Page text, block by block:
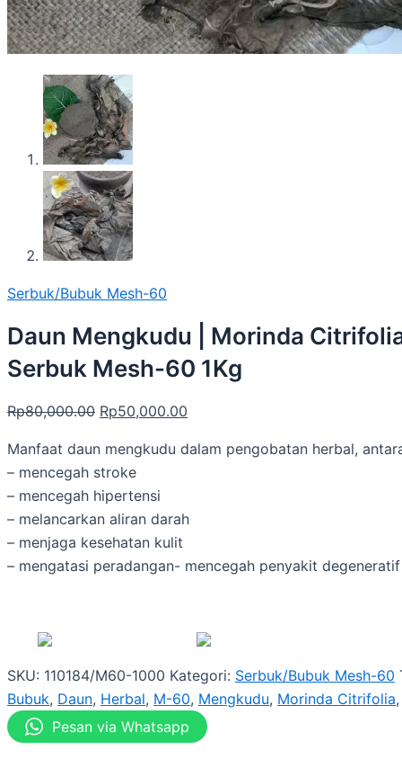
Serbuk/Bubuk Mesh-60
Daun Mengkudu | Morinda
Serbuk Mesh-60 1Kg
Rp80,000.00 Rp50,000.00
Manfaat daun mengkudu dalam pengobatan herbal,
– mencegah stroke
– mencegah hipertensi
– melancarkan aliran darah
– menjaga kesehatan kulit
– mengatasi peradangan- mencegah penyakit degeneratif
SKU: 110184/M60-1000 Kategori: Serbuk/Bubuk Mesh-60
Bubuk, Daun, Herbal, M-60, Mengkudu, Morinda Citrifolia
Pesan via Whatsapp